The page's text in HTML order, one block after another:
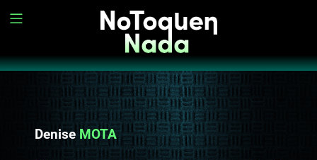
DeniseMOTA